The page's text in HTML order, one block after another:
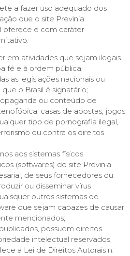
a fazer uso adequado dos
que o site Previnia
oferece e com caráter
em atividades que sejam ilegais
fé e à ordem pública;
as legislações nacionais ou
o Brasil é signatário;
ou conteúdo de
casas de apostas, jogos
tipo de pornografia ilegal,
ou contra os direitos
aos sistemas físicos
(softwares) do site Previnia
de seus fornecedores ou
ou disseminar vírus
outros sistemas de
que sejam capazes de causar
mencionados;
possuem direitos
intelectual reservados,
a Lei de Direitos Autorais n.